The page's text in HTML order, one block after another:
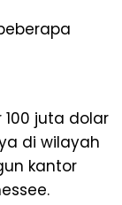
juta dolar
di wilayah
kantor